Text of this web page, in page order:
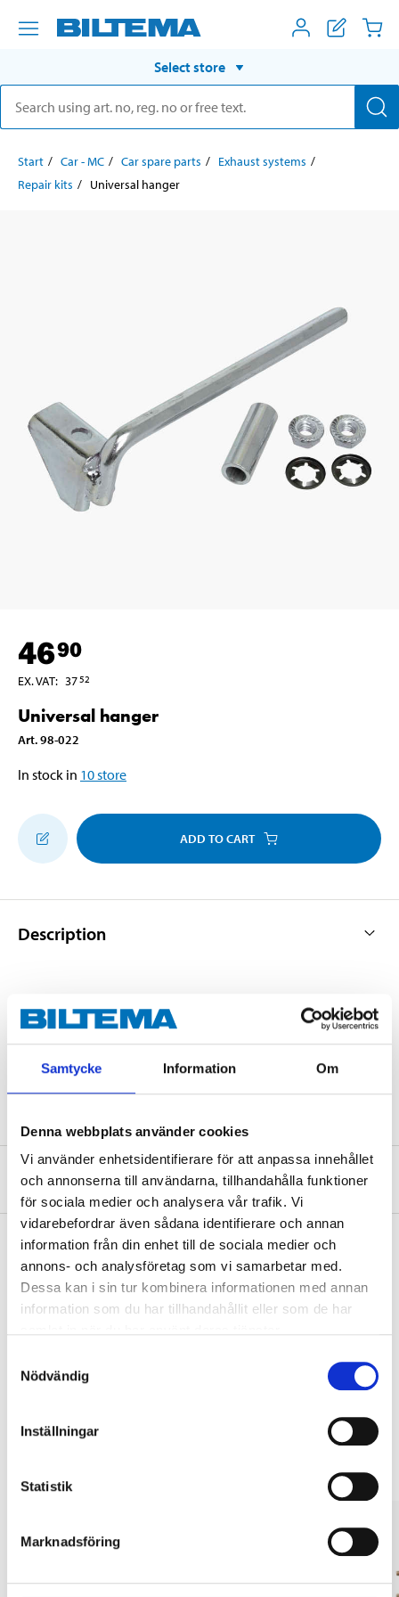
Samtycke Information Om
Denna webbplats använder cookies
Vi använder enhetsidentifierare för att anpassa innehållet
och annonserna till användarna, tillhandahålla funktioner
för sociala medier och analysera vår trafik. Vi
vidarebefordrar även sådana identifierare och annan
information från din enhet till de sociala medier och
annons- och analysföretag som vi samarbetar med.
Dessa kan i sin tur kombinera informationen med annan
information som du har tillhandahållit eller som de har
Nödvändig
Inställningar
Statistik
Marknadsföring
Select store
Start Car - MC Car spare parts
Exhaust systems
Repair kits
Universal hanger
4690
EX. VAT: 3752
Universal hanger
Art.98-022
In stock in 10store
ADD TO CART
Description
Universal exhaust hanger for M8 pipe clips.
About the manufacturer
Pay & Collect
Pay & Collect in your local store within 2 hours! For more information
Other customers also bought